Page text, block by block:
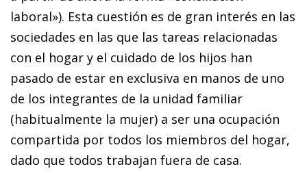
laboral»). Esta cuestión es de gran interés en las
sociedades en las que las tareas relacionadas
con el hogar y el cuidado de los hijos han
pasado de estar en exclusiva en manos de uno
de los integrantes de la unidad familiar
(habitualmente la mujer) a ser una ocupación
compartida por todos los miembros del hogar,
dado que todos trabajan fuera de casa.